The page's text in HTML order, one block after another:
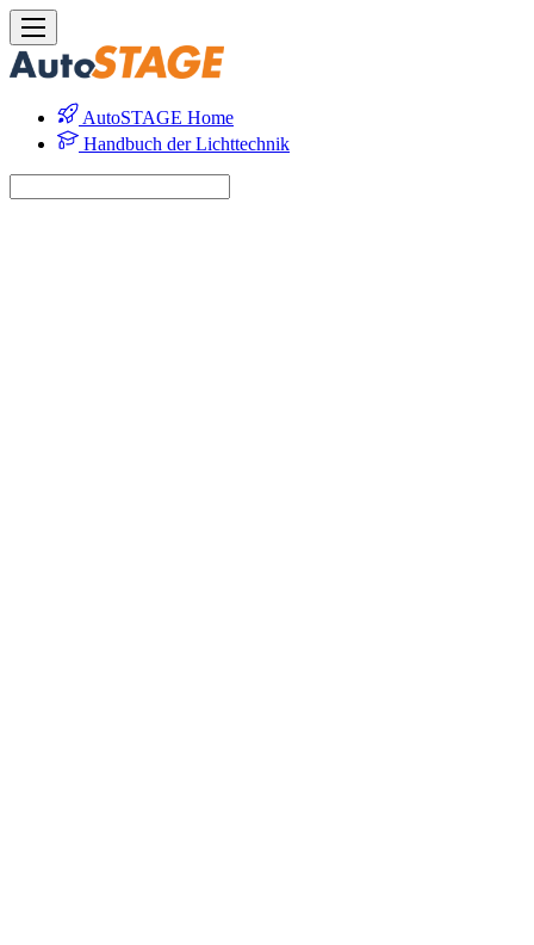
AutoSTAGE Home
Handbuch der Lichttechnik